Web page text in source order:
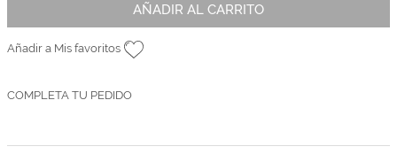
AÑADIR AL CARRITO
Añadir a Mis favoritos
COMPLETA TU PEDIDO